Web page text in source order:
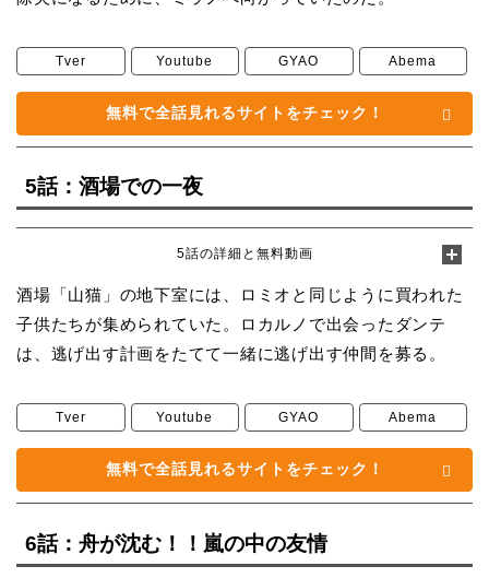
Tver Youtube GYAO Abema
無料で全話見れるサイトをチェック！
5話：酒場での一夜
5話の詳細と無料動画
酒場「山猫」の地下室には、ロミオと同じように買われた
子供たちが集められていた。ロカルノで出会ったダンテ
は、逃げ出す計画をたてて一緒に逃げ出す仲間を募る。
Tver Youtube GYAO Abema
無料で全話見れるサイトをチェック！
6話：舟が沈む！！嵐の中の友情